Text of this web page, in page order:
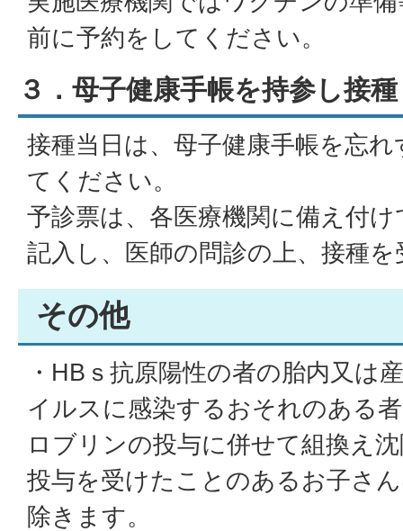
前に予約をしてください。
３．母子健康手帳を持参し接種
接種当日は、母子健康手帳を忘
てください。
予診票は、各医療機関に備え付
記入し、医師の問診の上、接種
その他
・HBｓ抗原陽性の者の胎内又は
イルスに感染するおそれのある
ロブリンの投与に併せて組換え
投与を受けたことのあるお子さ
除きます。